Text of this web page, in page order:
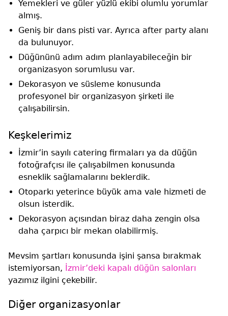
Yemekleri ve güler yüzlü ekibi olumlu yorumlar
almış.
Geniş bir dans pisti var. Ayrıca after party alanı
da bulunuyor.
Düğününü adım adım planlayabileceğin bir
organizasyon sorumlusu var.
Dekorasyon ve süsleme konusunda
profesyonel bir organizasyon şirketi ile
çalışabilirsin.
Keşkelerimiz
İzmir’in sayılı catering firmaları ya da düğün
fotoğrafçısı ile çalışabilmen konusunda
esneklik sağlamalarını beklerdik.
Otoparkı yeterince büyük ama vale hizmeti de
olsun isterdik.
Dekorasyon açısından biraz daha zengin olsa
daha çarpıcı bir mekan olabilirmiş.
Mevsim şartları konusunda işini şansa bırakmak
istemiyorsan, İzmir’deki kapalı düğün salonları
yazımız ilgini çekebilir.
Diğer organizasyonlar